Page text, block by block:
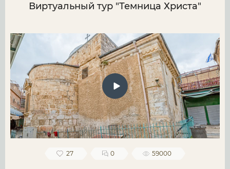
Виртуальный тур "Темница Христа"
27 0 59000